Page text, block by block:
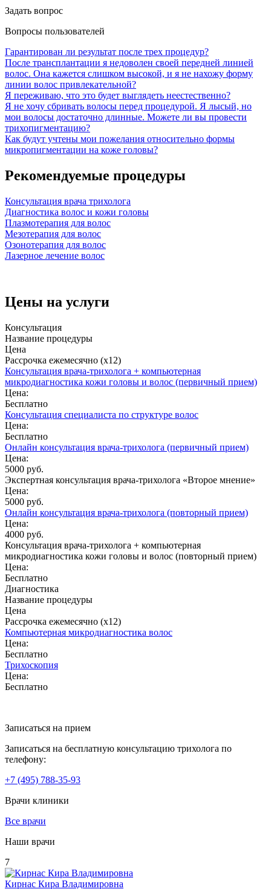
Задать вопрос
Вопросы пользователей
Гарантирован ли результат после трех процедур?
После трансплантации я недоволен своей передней линией
волос. Она кажется слишком высокой, и я не нахожу форму
линии волос привлекательной?
Я переживаю, что это будет выглядеть неестественно?
Я не хочу сбривать волосы перед процедурой. Я лысый, но
мои волосы достаточно длинные. Можете ли вы провести
трихопигментацию?
Как будут учтены мои пожелания относительно формы
микропигментации на коже головы?
Рекомендуемые процедуры
Консультация врача трихолога
Диагностика волос и кожи головы
Плазмотерапия для волос
Мезотерапия для волос
Озонотерапия для волос
Лазерное лечение волос
Цены на услуги
Консультация
Название процедуры
Цена
Рассрочка ежемесячно (x12)
Консультация врача-трихолога + компьютерная
микродиагностика кожи головы и волос (первичный прием)
Цена:
Бесплатно
Консультация специалиста по структуре волос
Цена:
Бесплатно
Онлайн консультация врача-трихолога (первичный прием)
Цена:
5000 руб.
Экспертная консультация врача-трихолога «Второе мнение»
Цена:
5000 руб.
Онлайн консультация врача-трихолога (повторный прием)
Цена:
4000 руб.
Консультация врача-трихолога + компьютерная
микродиагностика кожи головы и волос (повторный прием)
Цена:
Бесплатно
Диагностика
Название процедуры
Цена
Рассрочка ежемесячно (x12)
Компьютерная микродиагностика волос
Цена:
Бесплатно
Трихоскопия
Цена:
Бесплатно
Записаться на прием
Записаться на бесплатную консультацию трихолога по
телефону:
+7 (495) 788-35-93
Врачи клиники
Все врачи
Наши врачи
7
Кирнас Кира Владимировна